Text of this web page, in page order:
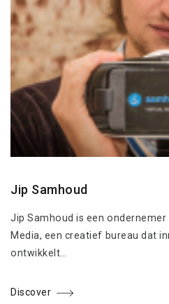
Jip Samhoud
Jip Samhoud is een
Media, een creatief bureau dat
ontwikkelt…
Discover